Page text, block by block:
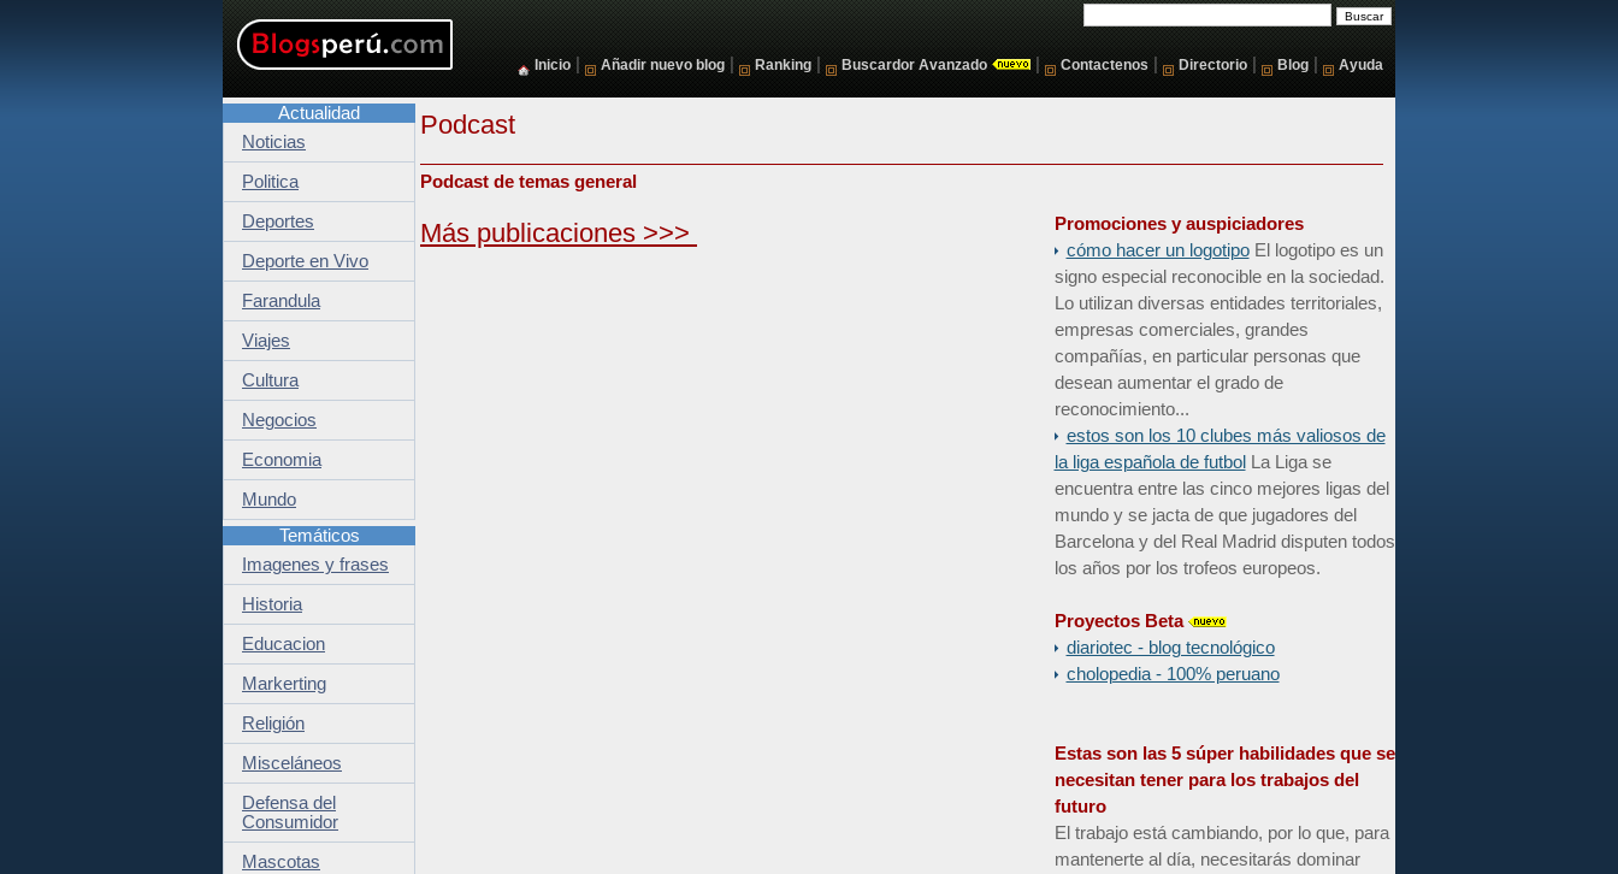
Inicio Añadir nuevo blog Ranking Buscardor Avanzado Contactenos Directorio Blog Ayuda
Podcast
Podcast de temas general
Promociones y auspiciadores
cómo hacer un logotipoEl logotipo es un
signo especial reconocible en la sociedad.
Lo utilizan diversas entidades territoriales,
empresas comerciales, grandes
compañías, en particular personas que
desean aumentar el grado de
reconocimiento...
estos son los 10 clubes más valiosos de
la liga española de futbolLa Liga se
encuentra entre las cinco mejores ligas del
mundo y se jacta de que jugadores del
Barcelona y del Real Madrid disputen todos
los años por los trofeos europeos.
Proyectos Beta
diariotec - blog tecnológico
cholopedia - 100% peruano
Estas son las 5 súper habilidades que se
necesitan tener para los trabajos del
futuro
El trabajo está cambiando, por lo que, para
mantenerte al día, necesitarás dominar
Más publicaciones >>>
Actualidad
Noticias
Politica
Deportes
Deporte en Vivo
Farandula
Viajes
Cultura
Negocios
Economia
Mundo
Temáticos
Imagenes y frases
Historia
Educacion
Markerting
Religión
Misceláneos
Defensa del
Consumidor
Mascotas